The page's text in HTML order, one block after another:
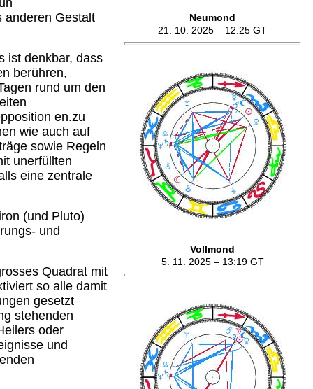
Neumond
21. 10. 2025 – 12:25 GT
Vollmond
5. 11. 2025 – 13:19 GT
anderen Gestalt
ist denkbar, dass
berühren,
rund um den
en.zu
wie auch auf
sowie Regeln
unerfüllten
eine zentrale
(und Pluto)
und
Quadrat mit
so alle damit
gesetzt
stehenden
oder
und